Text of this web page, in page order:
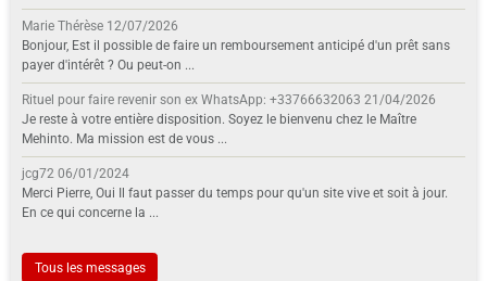
Marie Thérèse 12/07/2026
Bonjour, Est il possible de faire un remboursement anticipé d'un prêt sans
payer d'intérêt ? Ou peut-on ...
Rituel pour faire revenir son ex WhatsApp: +33766632063 21/04/2026
Je reste à votre entière disposition. Soyez le bienvenu chez le Maître
Mehinto. Ma mission est de vous ...
jcg72 06/01/2024
Merci Pierre, Oui Il faut passer du temps pour qu'un site vive et soit à jour.
En ce qui concerne la ...
Tous les messages